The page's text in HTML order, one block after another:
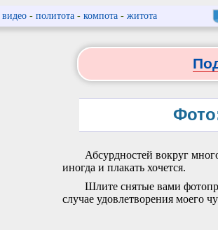
видео- политота- компота- житота
Абсурдностей вокруг
иногда и плакать хочется.
Шлите снятые вами
случае удовлетворения моего